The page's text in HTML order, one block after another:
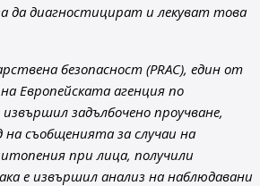
да диагностицират и лекуват това
безопасност (PRAC), един от
Европейската агенция по
извършил задълбочено проучване,
на съобщенията за случаи на
при лица, получили
е извършил анализ на наблюдавани